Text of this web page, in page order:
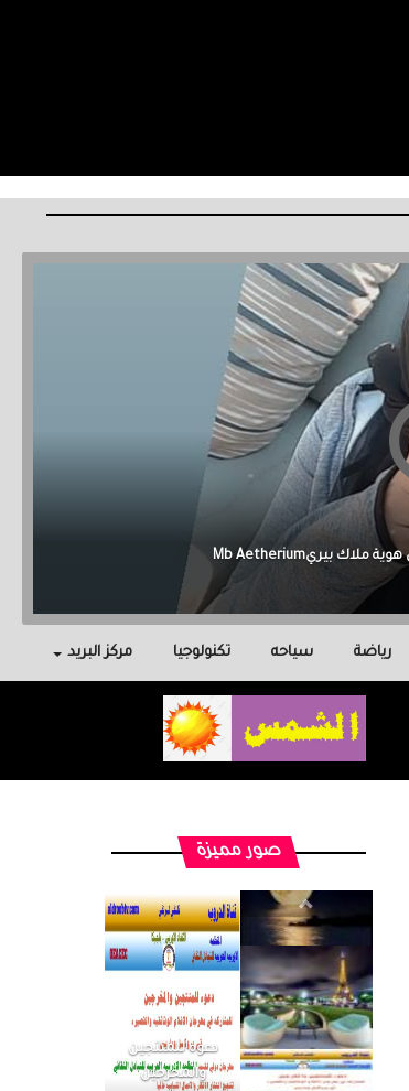
رياضة سياحه تكنولوجيا مركز البريد
صور مميزة
الرجل العظيم
يكون مطمئناً ،